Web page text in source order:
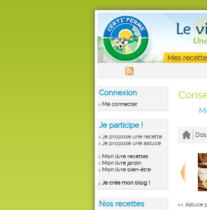
Mes
Connexion
Me connecter
Je participe !
Je propose une recette
Je propose une astuce
Mon livre recettes
Mon livre jardin
Mon livre bien-être
Je crée mon blog !
Nos recettes << Astuce